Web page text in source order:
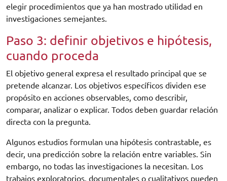
elegir procedimientos que ya han mostrado utilidad en
investigaciones semejantes.
Paso 3: definir objetivos e hipótesis,
cuando proceda
El objetivo general expresa el resultado principal que se
pretende alcanzar. Los objetivos específicos dividen ese
propósito en acciones observables, como describir,
comparar, analizar o explicar. Todos deben guardar relación
directa con la pregunta.
Algunos estudios formulan una hipótesis contrastable, es
decir, una predicción sobre la relación entre variables. Sin
embargo, no todas las investigaciones la necesitan. Los
trabajos exploratorios, documentales o cualitativos pueden